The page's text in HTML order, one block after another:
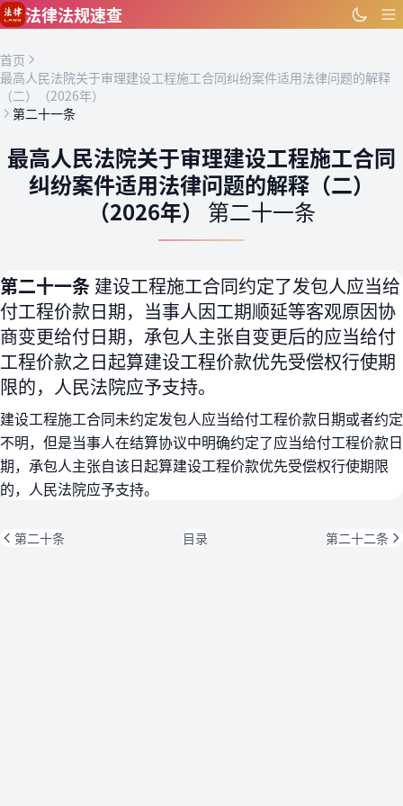
跳到主要内容
法律法规速查
首页
最高人民法院关于审理建设工程施工合同纠纷案件适用法律问题的解释
（二）（2026年）
第二十一条
最高人民法院关于审理建设工程施工合同
纠纷案件适用法律问题的解释（二）
（2026年） 第二十一条
第二十一条 建设工程施工合同约定了发包人应当给
付工程价款日期，当事人因工期顺延等客观原因协
商变更给付日期，承包人主张自变更后的应当给付
工程价款之日起算建设工程价款优先受偿权行使期
限的，人民法院应予支持。
建设工程施工合同未约定发包人应当给付工程价款日期或者约定
不明，但是当事人在结算协议中明确约定了应当给付工程价款日
期，承包人主张自该日起算建设工程价款优先受偿权行使期限
的，人民法院应予支持。
第二十条 目录 第二十二条